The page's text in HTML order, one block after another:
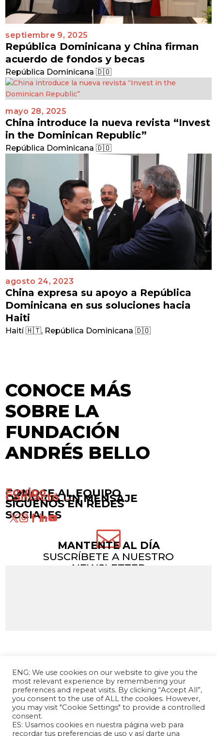
septiembre 9, 2025
República Dominicana y China firman
acuerdo de fondos y becas
República Dominicana 🇩🇴
mayo 28, 2025
China introduce la nueva revista “Invest
in the Dominican Republic”
República Dominicana 🇩🇴
agosto 24, 2023
China expresa su apoyo a República
Dominicana en sus soluciones hacia
Haiti
Haití 🇭🇹, República Dominicana 🇩🇴
CONOCE MÁS
SOBRE LA
FUNDACIÓN
ANDRÉS BELLO
CONOCE AL EQUIPO
Equipo →
DÉJANOS UN MENSAJE
Contacto →
SÍGUENOS EN REDES
SOCIALES

MANTENTE AL DÍA
SUSCRÍBETE A NUESTRO
NEWSLETTER
La Fundación Andrés Bello – Centro de
Investigación Chino Latinoamericano es una
ENG: We use cookies on our website to give you the
most relevant experience by remembering your
preferences and repeat visits. By clicking “Accept All”,
you consent to the use of ALL the cookies. However,
you may visit "Cookie Settings" to provide a controlled
consent.
ES: Usamos cookies en nuestra página web para
recordar tus preferencias de uso y así darte una